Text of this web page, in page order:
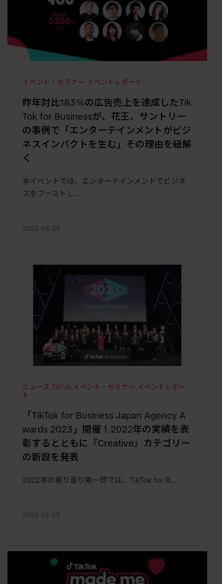
イベント・セミナー , イベントレポート
昨年対比183%の広告売上を達成したTik
Tok for Businessが、花王、サントリー
の事例で「エンターテインメントがビジ
ネスインパクトを生む」その理由を紐解
く
本イベントでは、エンターテインメントでビジネ
スをブーストし…
2023-04-24
ニュース , TikTok, イベント・セミナー , イベントレポー
ト
「TikTok for Business Japan Agency A
wards 2023」開催！2022年の実績を表
彰するとともに『Creative』カテゴリー
の新設を発表
2022年の振り返り第一部では、TikTok for B…
2023-02-03